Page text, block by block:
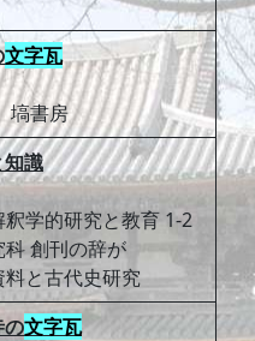
文字瓦
塙書房
知識
学的研究と教育 1-2
創刊の辞が
と古代史研究
文字瓦